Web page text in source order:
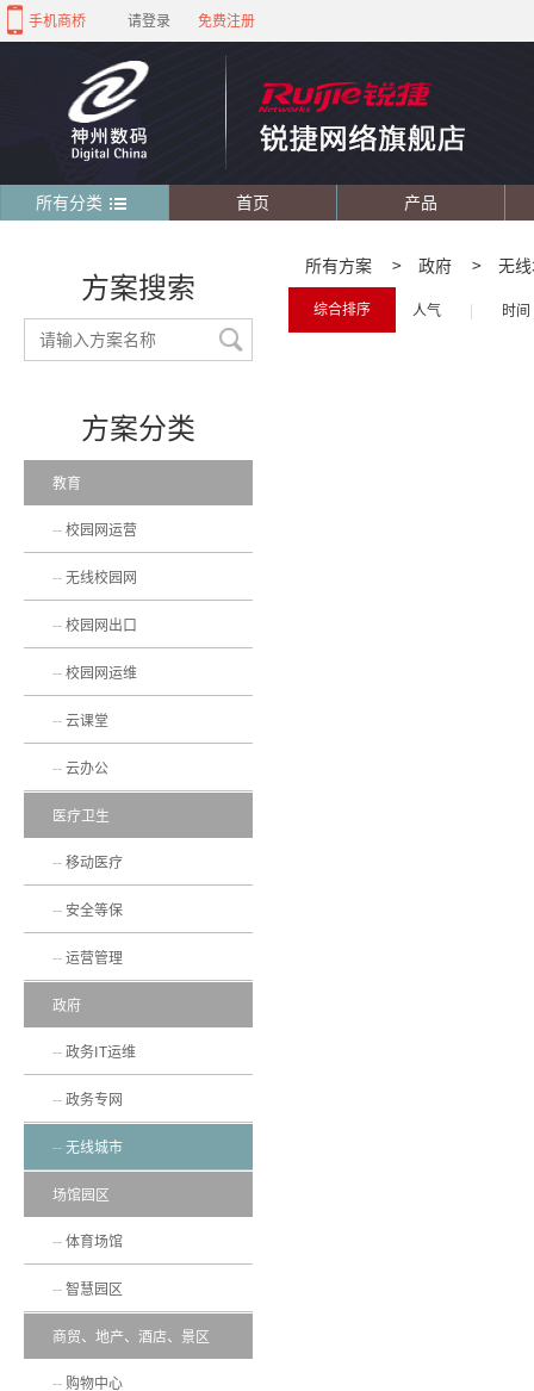
手机商桥 请登录 免费注册
所有分类 首页 产品
所有方案 > 政府 > 无
综合排序 人气 时间
方案搜索
方案分类
教育
校园网运营
无线校园网
校园网出口
校园网运维
云课堂
云办公
医疗卫生
移动医疗
安全等保
运营管理
政府
政务IT运维
政务专网
无线城市
场馆园区
体育场馆
智慧园区
商贸、地产、酒店、景区
购物中心